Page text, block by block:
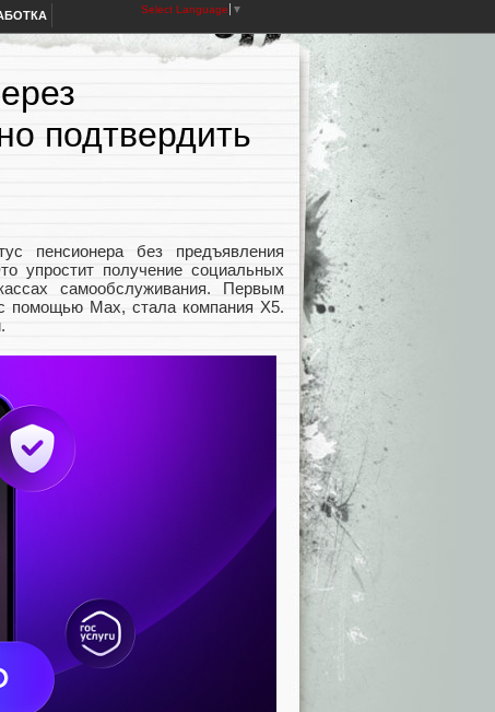
Select Language ▼
подтвердить
пенсионера без предъявления
упростит получение социальных
самообслуживания. Первым
помощью Max, стала компания X5.